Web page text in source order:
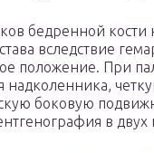
бедренной кости
вследствие
положение. При
надколенника,
боковую
в двух